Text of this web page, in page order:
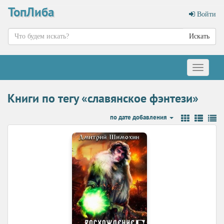
ТопЛиба Войти
Искать
Меню
Книги по тегу «славянское фэнтези»
по дате добавления